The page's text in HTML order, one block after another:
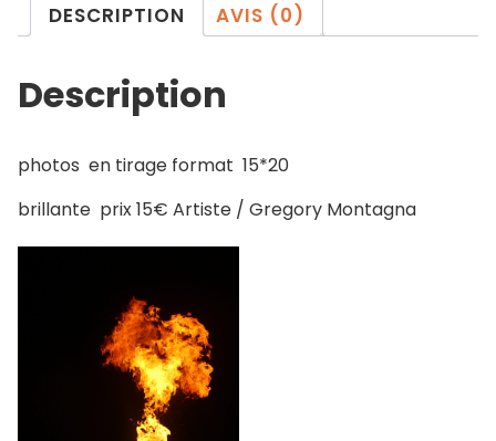
DESCRIPTION AVIS (0)
Description
photos en tirage format 15*20
brillante prix 15€ Artiste / Gregory Montagna